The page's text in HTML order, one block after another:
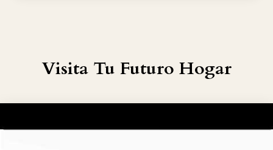
Visita Tu Futuro Hogar